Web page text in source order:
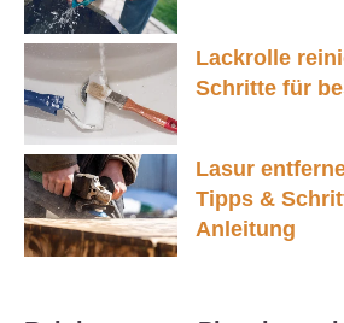
Lackrolle
Schritte für
Lasur
Tipps &
Anleitung